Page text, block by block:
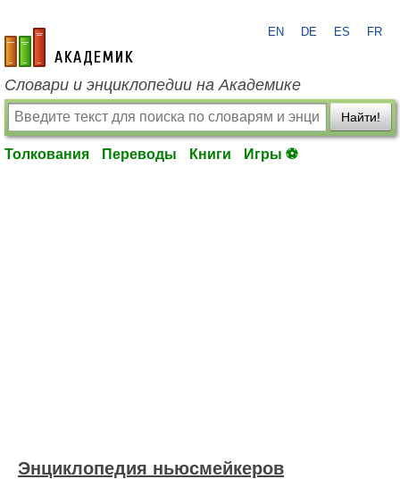
academic.ru
EN DE ES FR
Словари и энциклопедии на Академике
Найти!
Толкования Переводы Книги Игры ⚽
Энциклопедия ньюсмейкеров